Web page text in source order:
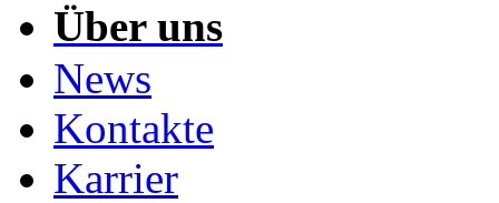
Über uns
News
Kontakte
Karrier